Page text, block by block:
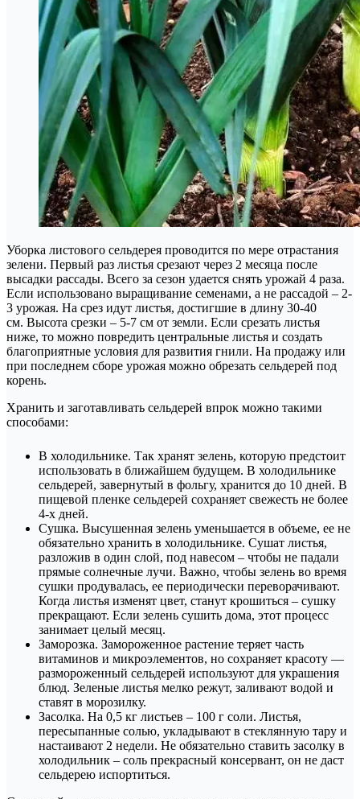
Уборка листового сельдерея проводится по мере отрастания
зелени. Первый раз листья срезают через 2 месяца после
высадки рассады. Всего за сезон удается снять урожай 4 раза.
Если использовано выращивание семенами, а не рассадой – 2-
3 урожая. На срез идут листья, достигшие в длину 30-40
см. Высота срезки – 5-7 см от земли. Если срезать листья
ниже, то можно повредить центральные листья и создать
благоприятные условия для развития гнили. На продажу или
при последнем сборе урожая можно обрезать сельдерей под
корень.
Хранить и заготавливать сельдерей впрок можно такими
способами:
В холодильнике. Так хранят зелень, которую предстоит
использовать в ближайшем будущем. В холодильнике
сельдерей, завернутый в фольгу, хранится до 10 дней. В
пищевой пленке сельдерей сохраняет свежесть не более
4-х дней.
Сушка. Высушенная зелень уменьшается в объеме, ее не
обязательно хранить в холодильнике. Сушат листья,
разложив в один слой, под навесом – чтобы не падали
прямые солнечные лучи. Важно, чтобы зелень во время
сушки продувалась, ее периодически переворачивают.
Когда листья изменят цвет, станут крошиться – сушку
прекращают. Если зелень сушить дома, этот процесс
занимает целый месяц.
Заморозка. Замороженное растение теряет часть
витаминов и микроэлементов, но сохраняет красоту —
размороженный сельдерей используют для украшения
блюд. Зеленые листья мелко режут, заливают водой и
ставят в морозилку.
Засолка. На 0,5 кг листьев – 100 г соли. Листья,
пересыпанные солью, укладывают в стеклянную тару и
настаивают 2 недели. Не обязательно ставить засолку в
холодильник – соль прекрасный консервант, он не даст
сельдерею испортиться.